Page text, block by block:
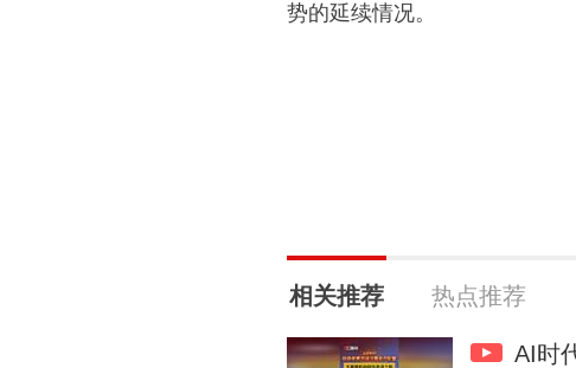
势的延续情况。
相关推荐 热点推荐
AI时